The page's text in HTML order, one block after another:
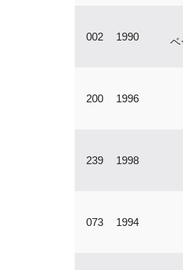
002 1990
ベ
200 1996
239 1998
073 1994